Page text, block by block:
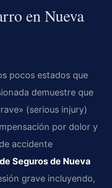
en Nueva
pocos estados que
demuestre que
(serious injury)
por dolor y
accidente
Seguros de Nueva
grave incluyendo,